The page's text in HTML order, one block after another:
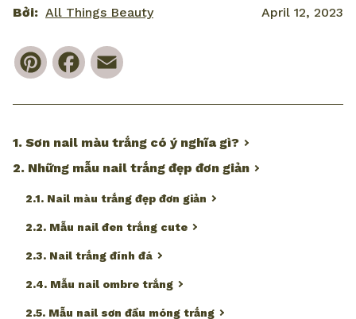
Bởi: All Things Beauty April 12, 2023
PinterestFacebook
1. Sơn nail màu trắng có ý nghĩa gì?
2. Những mẫu nail trắng đẹp đơn giản
2.1. Nail màu trắng đẹp đơn giản
2.2. Mẫu nail đen trắng cute
2.3. Nail trắng đính đá
2.4. Mẫu nail ombre trắng
2.5. Mẫu nail sơn đầu móng trắng